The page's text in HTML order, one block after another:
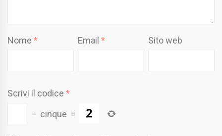
Nome * Email* Sito web
Scrivi il codice *
− cinque =